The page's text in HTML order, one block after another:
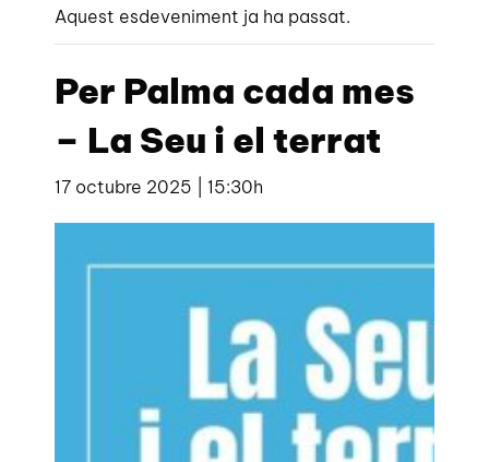
Aquest esdeveniment ja ha passat.
Per Palma cada mes
– La Seu i el terrat
17 octubre 2025 | 15:30h